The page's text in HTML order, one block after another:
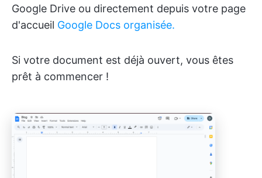
Google Drive ou directement depuis votre page
d'accueil Google Docs organisée.
Si votre document est déjà ouvert, vous êtes
prêt à commencer !